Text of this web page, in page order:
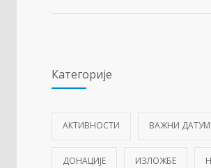
Категорије
АКТИВНОСТИ ВАЖНИ
ДОНАЦИЈЕ ИЗЛОЖБЕ